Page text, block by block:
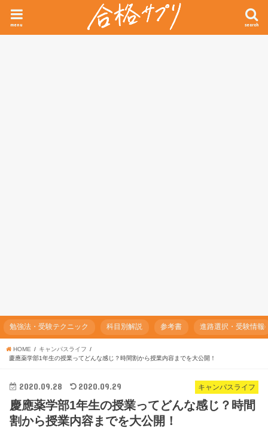
search
menu
勉強法・受験テクニック 科目別解説 参考書 進路選択・受験情報
HOME
キャンパスライフ
慶應薬学部1年生の授業ってどんな感じ？時間割から授業内容までを大公開！
キャンパスライフ
2020.09.28 2020.09.29
慶應薬学部1年生の授業ってどんな感じ？時間
割から授業内容までを大公開！